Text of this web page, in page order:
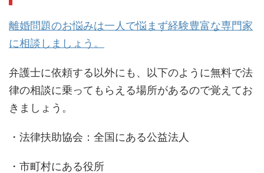
離婚問題のお悩みは一人で悩まず経験豊富な専門家
に相談しましょう。
弁護士に依頼する以外にも、以下のように無料で法
律の相談に乗ってもらえる場所があるので覚えてお
きましょう。
・法律扶助協会：全国にある公益法人
・市町村にある役所